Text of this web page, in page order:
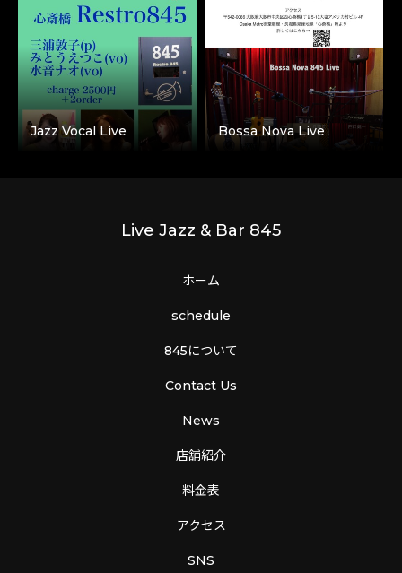
Jazz Vocal Live Bossa Nova Live
Live Jazz & Bar 845
ホーム
schedule
845について
Contact Us
News
店舗紹介
料金表
アクセス
SNS